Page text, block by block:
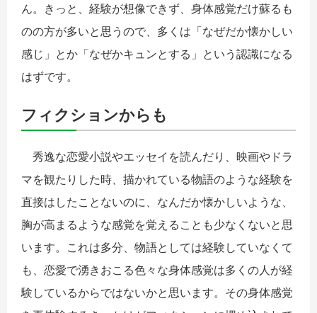
ん。きっと、経験が想像できず、身体感覚だけ蘇るも
のの方が多いと思うので、多くは「なぜだか懐かしい
感じ」とか「なぜかキュンとする」という認識になる
はずです。
フィクションからも
秀逸な恋愛小説やエッセイを読んだり、映画やドラ
マを観たりした時、描かれている物語のような経験を
直接はしたことないのに、なんだか懐かしいような、
胸が高まるような感覚を覚えることも少なくないと思
います。これは多分、物語としては経験していなくて
も、恋愛で湧きおこる色々な身体感覚は多くの人が経
験しているからではないかと思います。その身体感覚